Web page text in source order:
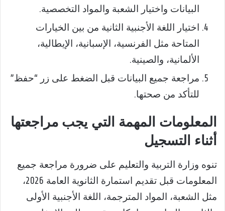
البيانات واختيار الشعبة والمواد التخصصية.
اختيار اللغة الأجنبية الثانية من بين الخيارات
المتاحة مثل الفرنسية، الإسبانية، الإيطالية،
الألمانية، والصينية.
مراجعة جميع البيانات قبل الضغط على زر “حفظ”
للتأكد من صحتها.
المعلومات المهمة التي يجب مراجعتها
أثناء التسجيل
تنوه وزارة التربية والتعليم على ضرورة مراجعة جميع
المعلومات قبل تقديم استمارة الثانوية العامة 2026،
مثل الشعبة، المواد المترجمة، اللغة الأجنبية الأولى